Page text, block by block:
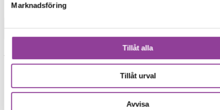
Marknadsföring
Tillåt alla
Tillåt urval
Avvisa
Mobiltelefoner> Sony
Laddning
Byte av laddningskontakt
Vid byte av laddningskontakt byts hela
599,00kr